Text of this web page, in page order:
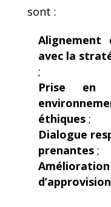
sont :
Alignement
avec la
;
Prise en
éthiques;
Dialogue
prenantes;